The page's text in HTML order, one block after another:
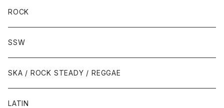
ROCK
SSW
SKA / ROCK STEADY / REGGAE
LATIN